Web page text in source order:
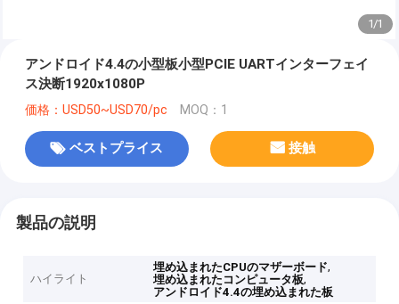
1/1
アンドロイド4.4の小型板小型PCIE UARTインターフェイ
ス決断1920x1080P
価格：USD50~USD70/pc MOQ：1
ベストプライス 接触
製品の説明
ハイライト
埋め込まれたCPUのマザーボード,
埋め込まれたコンピュータ板,
アンドロイド4.4の埋め込まれた板